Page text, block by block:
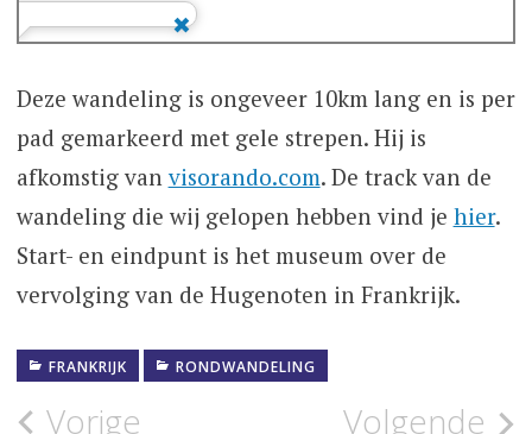
Deze wandeling is ongeveer 10km lang en is per
pad gemarkeerd met gele strepen. Hij is
afkomstig vanvisorando.com. De track van de
wandeling die wij gelopen hebben vind je hier.
Start- en eindpunt is het museum over de
vervolging van de Hugenoten in Frankrijk.
FRANKRIJK RONDWANDELING
Bericht
Vorige Volgende